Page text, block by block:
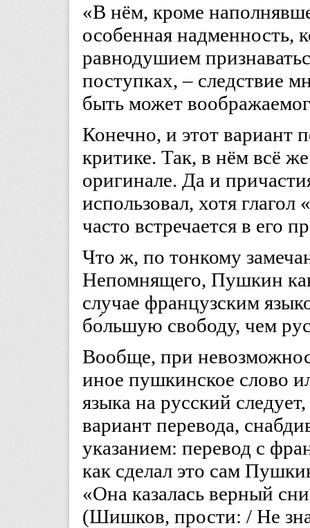
«В нём, кроме
особенная надменность,
равнодушием
поступках, – следствие
быть может
Конечно, и этот вариант
критике. Так, в нём всё
оригинале. Да и
использовал, хотя
часто встречается в его
Что ж, по тонкому
Непомнящего, Пушкин
случае французским
бо́льшую свободу, чем
Вообще, при
иное пушкинское слово
языка на русский
вариант перевода,
указанием: перевод с
как сделал это сам
«Она казалась верный
(Шишков, прости: / Не